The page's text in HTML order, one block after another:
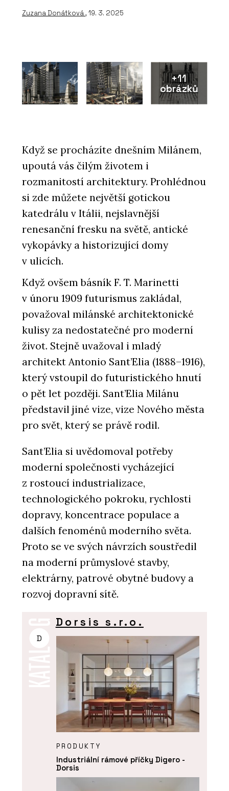
Zuzana Donátková, 19. 3. 2025
+11
obrázků
Když se procházíte dnešním Milánem,
upoutá vás čilým životem i
rozmanitostí architektury. Prohlédnou
si zde můžete největší gotickou
katedrálu v Itálii, nejslavnější
renesanční fresku na světě, antické
vykopávky a historizující domy
v ulicích.
Když ovšem básník F. T. Marinetti
v únoru 1909 futurismus zakládal,
považoval milánské architektonické
kulisy za nedostatečné pro moderní
život. Stejně uvažoval i mladý
architekt Antonio Sant’Elia (1888–1916),
který vstoupil do futuristického hnutí
o pět let později. Sant’Elia Milánu
představil jiné vize, vize Nového města
pro svět, který se právě rodil.
Sant’Elia si uvědomoval potřeby
moderní společnosti vycházející
z rostoucí industrializace,
technologického pokroku, rychlosti
dopravy, koncentrace populace a
dalších fenoménů moderního světa.
Proto se ve svých návrzích soustředil
na moderní průmyslové stavby,
elektrárny, patrové obytné budovy a
rozvoj dopravní sítě.
D
Dorsis s.r.o.
PRODUKTY
Industriální rámové příčky Digero -
Dorsis